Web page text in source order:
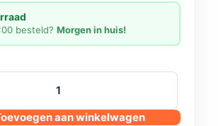
besteld? Morgen in huis!
aan winkelwagen